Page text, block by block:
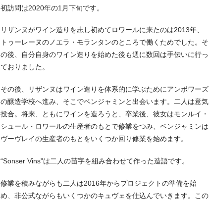
初訪問は2020年の1月下旬です。
リザンヌがワイン造りを志し初めてロワールに来たのは2013年、
トゥーレーヌのノエラ・モランタンのところで働くためでした。そ
の後、自分自身のワイン造りを始めた後も週に数回は手伝いに行っ
ておりました。
その後、リザンヌはワイン造りを体系的に学ぶためにアンボワーズ
の醸造学校へ進み、そこでベンジャミンと出会います。二人は意気
投合。将来、ともにワインを造ろうと、卒業後、彼女はモンルイ・
シュール・ロワールの生産者のもとで修業をつみ、ベンジャミンは
ヴーヴレイの生産者のもとをいくつか回り修業を始めます。
“Sonser Vins”は二人の苗字を組み合わせて作った造語です。
修業を積みながらも二人は2016年からプロジェクトの準備を始
め、非公式ながらもいくつかのキュヴェを仕込んでいきます。この